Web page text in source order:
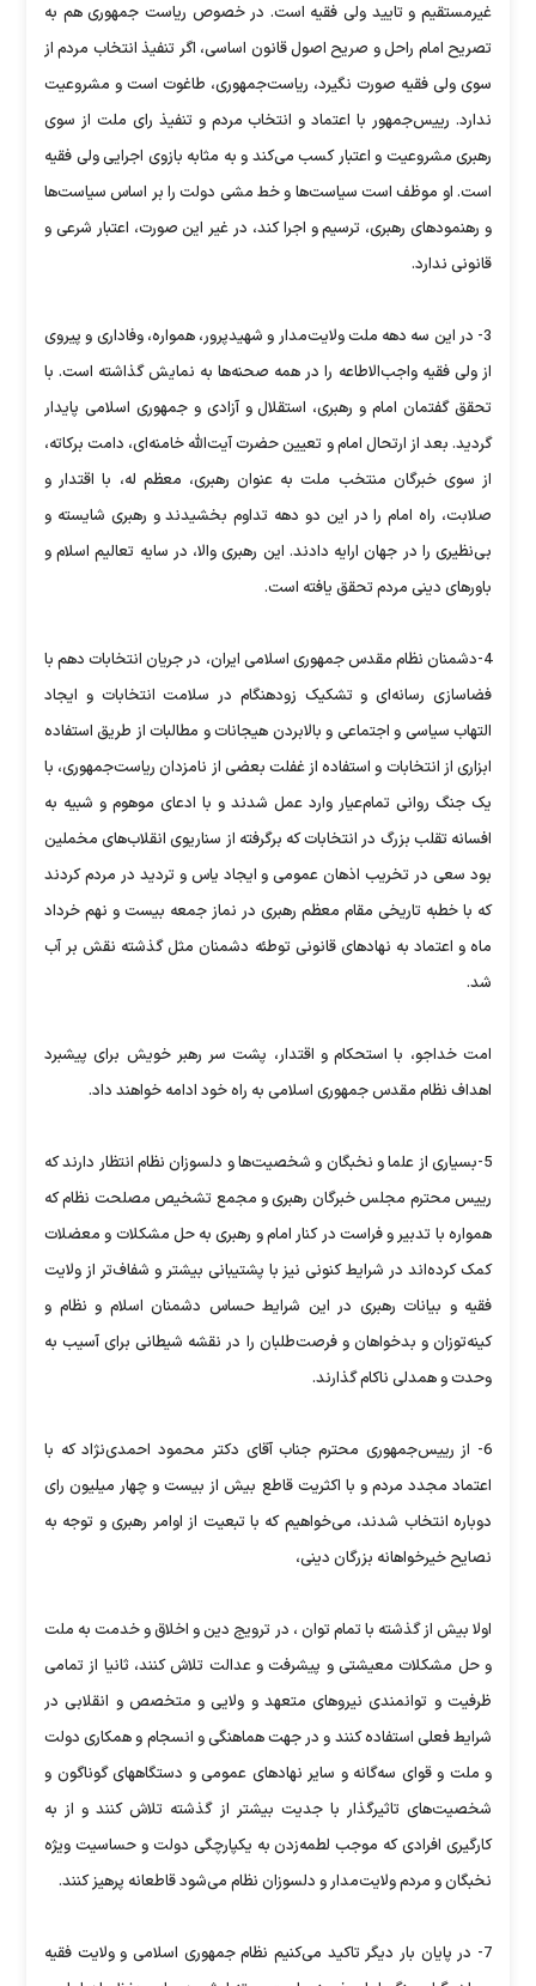
غیرمستقیم و تایید ولی فقیه است. در خصوص ریاست جمهوری هم به
تصریح امام راحل و صریح اصول قانون اساسی، اگر تنفیذ انتخاب مردم از
سوی ولی فقیه صورت نگیرد، ریاست‌جمهوری، طاغوت است و مشروعیت
ندارد. رییس‌جمهور با اعتماد و انتخاب مردم و تنفیذ رای ملت از سوی
رهبری مشروعیت و اعتبار کسب می‌کند و به مثابه بازوی اجرایی ولی فقیه
است. او موظف است سیاست‌ها و خط مشی دولت را بر اساس سیاست‌ها
و رهنمودهای رهبری، ترسیم و اجرا کند، در غیر این صورت، اعتبار شرعی و
قانونی ندارد.
3- در این سه دهه ملت ولایت‌مدار و شهیدپرور، همواره، وفاداری و پیروی
از ولی فقیه واجب‌الاطاعه را در همه صحنه‌ها به نمایش گذاشته است. با
تحقق گفتمان امام و رهبری، استقلال و آزادی و جمهوری اسلامی پایدار
گردید. بعد از ارتحال امام و تعیین حضرت آیت‌الله خامنه‌ای، دامت برکاته،
از سوی خبرگان منتخب ملت به عنوان رهبری، معظم له، با اقتدار و
صلابت، راه امام را در این دو دهه تداوم بخشیدند و رهبری شایسته و
بی‌نظیری را در جهان ارایه دادند. این رهبری والا، در سایه تعالیم اسلام و
باورهای دینی مردم تحقق یافته است.
4-دشمنان نظام مقدس جمهوری اسلامی ایران، در جریان انتخابات دهم با
فضاسازی رسانه‌ای و تشکیک زودهنگام در سلامت انتخابات و ایجاد
التهاب سیاسی و اجتماعی و بالابردن هیجانات و مطالبات از طریق استفاده
ابزاری از انتخابات و استفاده از غفلت بعضی از نامزدان ریاست‌جمهوری، با
یک جنگ روانی تمام‌عیار وارد عمل شدند و با ادعای موهوم و شبیه به
افسانه تقلب بزرگ در انتخابات که برگرفته از سناریوی انقلاب‌های مخملین
بود سعی در تخریب اذهان عمومی و ایجاد یاس و تردید در مردم کردند
که با خطبه تاریخی مقام معظم رهبری در نماز جمعه بیست و نهم خرداد
ماه و اعتماد به نهادهای قانونی توطئه دشمنان مثل گذشته نقش بر آب
شد.
امت خداجو، با استحکام و اقتدار، پشت سر رهبر خویش برای پیشبرد
اهداف نظام مقدس جمهوری اسلامی به راه خود ادامه خواهند داد.
5-بسیاری از علما و نخبگان و شخصیت‌ها و دلسوزان نظام انتظار دارند که
رییس محترم مجلس خبرگان رهبری و مجمع تشخیص مصلحت نظام که
همواره با تدبیر و فراست در کنار امام و رهبری به حل مشکلات و معضلات
کمک کرده‌اند در شرایط کنونی نیز با پشتیبانی بیشتر و شفاف‌تر از ولایت
فقیه و بیانات رهبری در این شرایط حساس دشمنان اسلام و نظام و
کینه‌توزان و بدخواهان و فرصت‌طلبان را در نقشه شیطانی برای آسیب به
وحدت و همدلی ناکام گذارند.
6- از رییس‌جمهوری محترم جناب آقای دکتر محمود احمدی‌نژاد که با
اعتماد مجدد مردم و با اکثریت قاطع بیش از بیست و چهار میلیون رای
دوباره انتخاب شدند، می‌خواهیم که با تبعیت از اوامر رهبری و توجه به
نصایح خیرخواهانه بزرگان دینی،
اولا بیش از گذشته با تمام توان ، در ترویج دین و اخلاق و خدمت به ملت
و حل مشکلات معیشتی و پیشرفت و عدالت تلاش کنند، ثانیا از تمامی
ظرفیت و توانمندی نیروهای متعهد و ولایی و متخصص و انقلابی در
شرایط فعلی استفاده کنند و در جهت هماهنگی و انسجام و همکاری دولت
و ملت و قوای سه‌گانه و سایر نهادهای عمومی و دستگاههای گوناگون و
شخصیت‌های تاثیرگذار با جدیت بیشتر از گذشته تلاش کنند و از به
کارگیری افرادی که موجب لطمه‌زدن به یکپارچگی دولت و حساسیت ویژه
نخبگان و مردم ولایت‌مدار و دلسوزان نظام می‌شود قاطعانه پرهیز کنند.
7- در پایان بار دیگر تاکید می‌کنیم نظام جمهوری اسلامی و ولایت فقیه